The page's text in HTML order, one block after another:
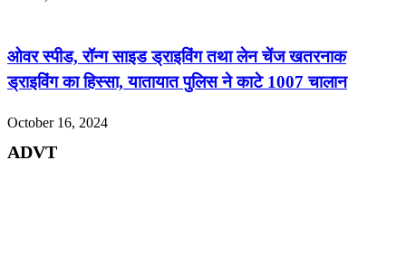
ओवर स्पीड, रॉन्ग साइड ड्राइविंग तथा लेन चेंज खतरनाक
ड्राइविंग का हिस्सा, यातायात पुलिस ने काटे 1007 चालान
October 16, 2024
ADVT